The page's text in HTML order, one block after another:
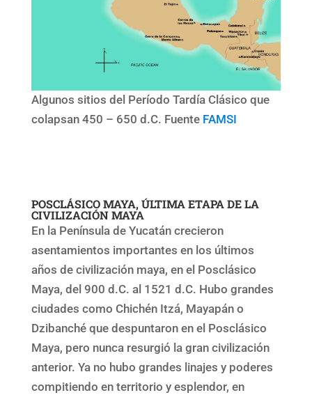
Algunos sitios del Período Tardía Clásico que
colapsan 450 – 650 d.C. Fuente FAMSI
POSCLÁSICO MAYA, ÚLTIMA ETAPA DE LA
CIVILIZACIÓN MAYA
En la Península de Yucatán crecieron
asentamientos importantes en los últimos
años de civilización maya, en el Posclásico
Maya, del 900 d.C. al 1521 d.C. Hubo grandes
ciudades como Chichén Itzá, Mayapán o
Dzibanché que despuntaron en el Posclásico
Maya, pero nunca resurgió la gran civilización
anterior. Ya no hubo grandes linajes y poderes
compitiendo en territorio y esplendor, en